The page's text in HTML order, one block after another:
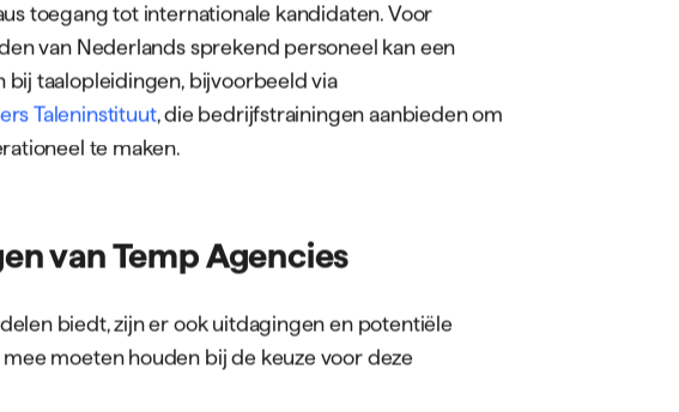
toegang tot internationale kandidaten. Voor
van Nederlands sprekend personeel kan een
taalopleidingen, bijvoorbeeld via
Taleninstituut, die bedrijfstrainingen aanbieden om
te maken.
van Temp Agencies
biedt, zijn er ook uitdagingen en potentiële
moeten houden bij de keuze voor deze